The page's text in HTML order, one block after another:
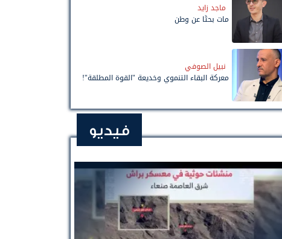
ماجد زايد
مات بحثًا عن وطن
نبيل الصوفي
معركة البقاء التنموي وخديعة "القوة المطلقة"!
فيديو